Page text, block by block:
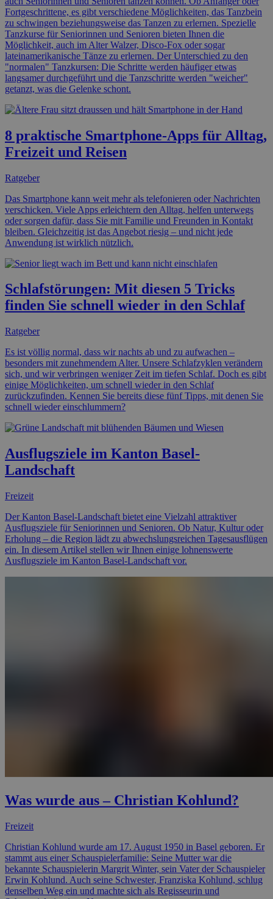
Fortgeschrittene, es gibt verschiedene Möglichkeiten, das Tanzbein
zu schwingen beziehungsweise das Tanzen zu erlernen. Spezielle
Tanzkurse für Seniorinnen und Senioren bieten Ihnen die
Möglichkeit, auch im Alter Walzer, Disco-Fox oder sogar
lateinamerikanische Tänze zu erlernen. Der Unterschied zu den
"normalen" Tanzkursen: Die Schritte werden häufiger etwas
langsamer durchgeführt und die Tanzschritte werden "weicher"
getanzt, was die Gelenke schont.
8 praktische Smartphone-Apps für Alltag,
Freizeit und Reisen
Ratgeber
Das Smartphone kann weit mehr als telefonieren oder Nachrichten
verschicken. Viele Apps erleichtern den Alltag, helfen unterwegs
oder sorgen dafür, dass Sie mit Familie und Freunden in Kontakt
bleiben. Gleichzeitig ist das Angebot riesig – und nicht jede
Anwendung ist wirklich nützlich.
Schlafstörungen: Mit diesen 5 Tricks
finden Sie schnell wieder in den Schlaf
Ratgeber
Es ist völlig normal, dass wir nachts ab und zu aufwachen –
besonders mit zunehmendem Alter. Unsere Schlafzyklen verändern
sich, und wir verbringen weniger Zeit im tiefen Schlaf. Doch es gibt
einige Möglichkeiten, um schnell wieder in den Schlaf
zurückzufinden. Kennen Sie bereits diese fünf Tipps, mit denen Sie
schnell wieder einschlummern?
Ausflugsziele im Kanton Basel-
Landschaft
Freizeit
Der Kanton Basel-Landschaft bietet eine Vielzahl attraktiver
Ausflugsziele für Seniorinnen und Senioren. Ob Natur, Kultur oder
Erholung – die Region lädt zu abwechslungsreichen Tagesausflügen
ein. In diesem Artikel stellen wir Ihnen einige lohnenswerte
Ausflugsziele im Kanton Basel-Landschaft vor.
Gesundheit
wenn sie sich beim Gehen unsicher fühlen oder bereits einmal
Voraussetzung, um den Alltag sicher und selbstständig zu meistern.
Mit zunehmendem Alter können Muskelkraft, Koordination und
Reaktionsfähigkeit nachlassen – doch das bedeutet nicht, dass sich
daran nichts ändern lässt.